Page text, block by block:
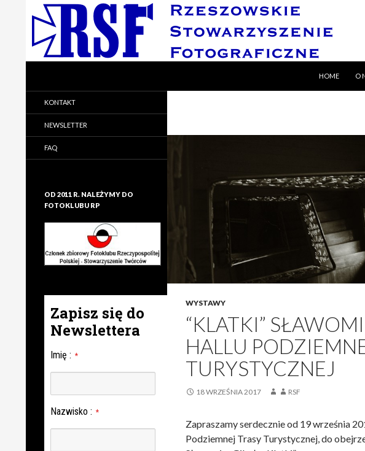
HOME
O
WYSTAWY
“KLATKI”
HALLU
TURYSTYCZNEJ
18 WRZEŚNIA 2017 RSF
Zapraszamy serdecznie od 19 września
Podziemnej Trasy Turystycznej, do
Rzeszowskie Stowarzyszenie
Fotograficzne
KONTAKT
NEWSLETTER
FAQ
OD 2011 R. NALEŻYMY DO
FOTOKLUBU RP
Zapisz się do
Newslettera
Imię : *
Nazwisko : *